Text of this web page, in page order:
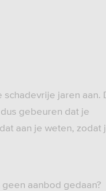
jaren aan.
gebeuren dat je
aan je weten, zodat
aanbod gedaan?